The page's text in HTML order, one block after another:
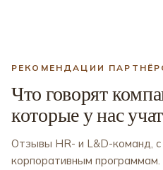
РЕКОМЕНДАЦИИ
Что говорят
которые у нас
Отзывы HR- и L&D-команд,
корпоративным